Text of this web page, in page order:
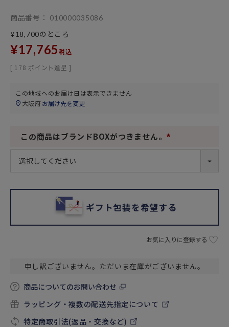
商品番号
010000035086
¥18,700のところ
¥17,765税込
[ 178 ポイント進呈 ]
この地域へのお届け日は表示できません
大阪府お届け先を変更
この商品はブランドBOXがつきません。
ギフト包装を希望する
お気に入りに登録する
申し訳ございません。ただいま在庫がございません。
商品についてのお問い合わせ
ラッピング・複数の配送先指定について
特定商取引法(返品・交換など)